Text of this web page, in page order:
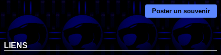
Poster un souvenir
LIENS